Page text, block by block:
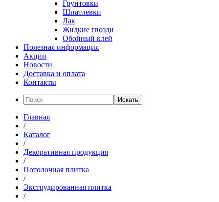
Грунтовки
Шпатлевки
Лак
Жидкие гвозди
Обойный клей
Полезная информация
Акции
Новости
Доставка и оплата
Контакты
Искать
Главная
/
Каталог
/
Декоративная продукция
/
Потолочная плитка
/
Экструдированная плитка
/